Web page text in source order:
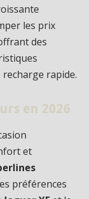
les prix
des
rapide.
en 2026
et
préférences